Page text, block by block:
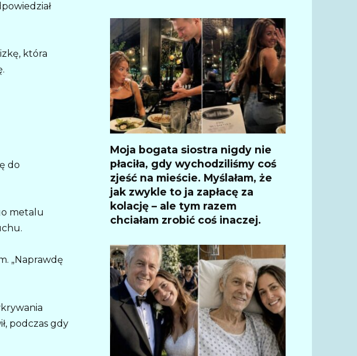
która
do
metalu
„Naprawdę
podczas gdy
Moja bogata siostra nigdy nie
płaciła, gdy wychodziliśmy coś
zjeść na mieście. Myślałam, że
jak zwykle to ja zapłacę za
kolację – ale tym razem
chciałam zrobić coś inaczej.